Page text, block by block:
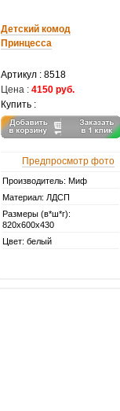
Детский комод
Принцесса
Артикул : 8518
Цена : 4150 руб.
Купить :
Предпросмотр фото
Производитель: Миф
Материал: ЛДСП
Размеры (в*ш*г):
820х600х430
Цвет: белый